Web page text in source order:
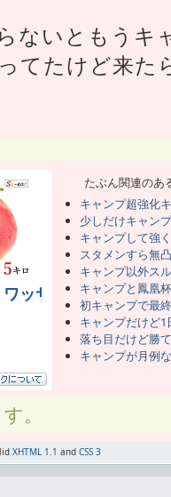
ないともうキ
てたけど来た
たぶん関連のあ
キャンプ超強化
少しだけキャン
キャンプして強
スタメンすら無
キャンプ以外ス
キャンプと鳳凰
初キャンプで最
キャンプだけど1
落ち目だけど勝
キャンプが月例
。
XHTML 1.1 and CSS 3